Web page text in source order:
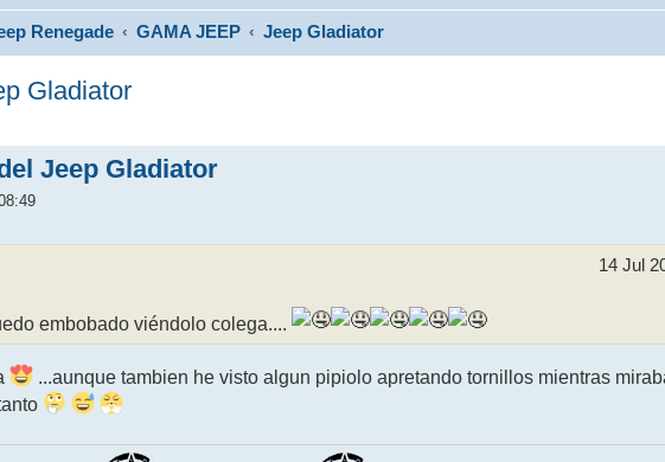
Renegade GAMA JEEP Jeep Gladiator
Gladiator
Jeep Gladiator
14 Jul
embobado viéndolo colega....
...aunque tambien he visto algun pipiolo apretando tornillos mientras